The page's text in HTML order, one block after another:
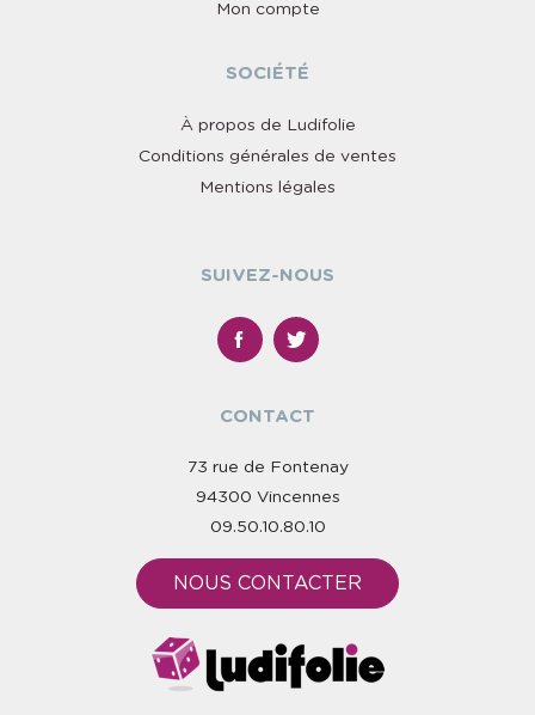
Mon compte
SOCIÉTÉ
À propos de Ludifolie
Conditions générales de ventes
Mentions légales
SUIVEZ-NOUS
CONTACT
73 rue de Fontenay
94300 Vincennes
09.50.10.80.10
NOUS CONTACTER